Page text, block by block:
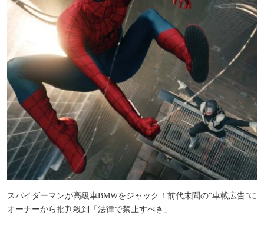
スパイダーマンが高級車BMWをジャック！前代未聞の“車載広告”に
オーナーから批判殺到「法律で禁止すべき」